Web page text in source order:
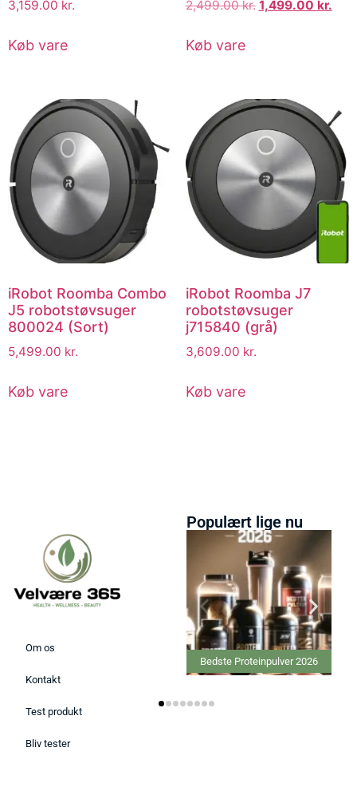
3,159.00 kr.
Køb vare
2,499.00kr. 1,499.00 kr.
Køb vare
iRobot Roomba Combo
J5 robotstøvsuger
800024 (Sort)
5,499.00 kr.
Køb vare
iRobot Roomba J7
robotstøvsuger
j715840 (grå)
3,609.00 kr.
Køb vare
Om os
Kontakt
Test produkt
Bliv tester
Populært lige nu
Bedste Proteinpulver 2026 Bedste Massage Pistol